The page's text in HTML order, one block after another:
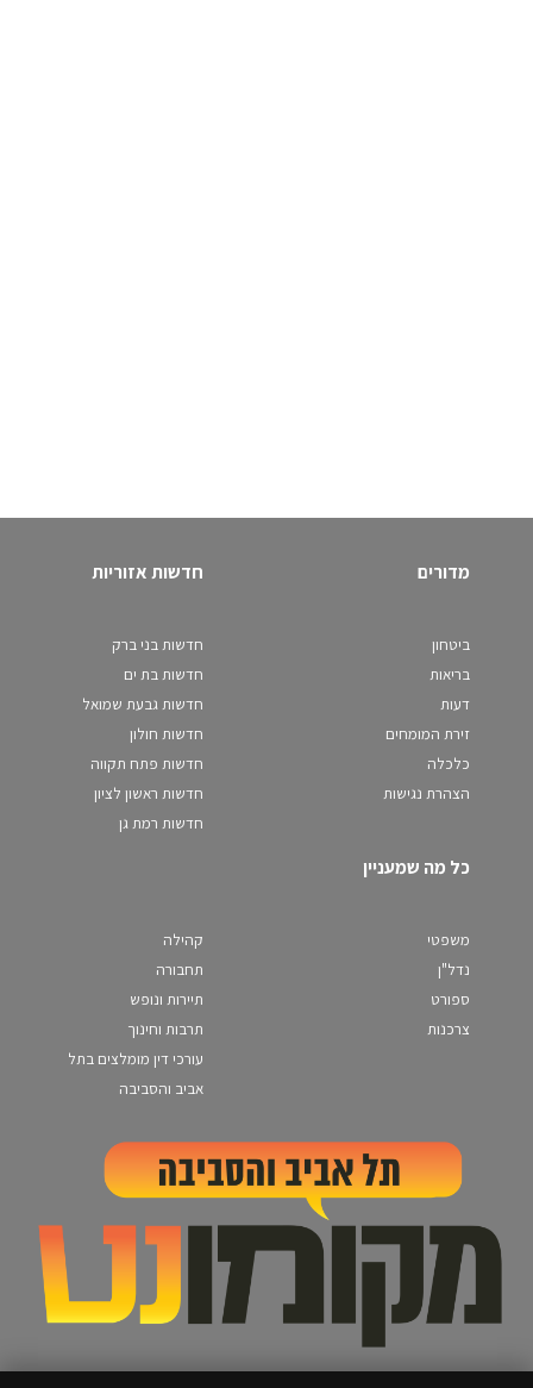
מדורים
ביטחון
בריאות
דעות
זירת המומחים
כלכלה
הצהרת נגישות
חדשות אזוריות
חדשות בני ברק
חדשות בת ים
חדשות גבעת שמואל
חדשות חולון
חדשות פתח תקווה
חדשות ראשון לציון
חדשות רמת גן
כל מה שמעניין
משפטי
נדל"ן
ספורט
צרכנות
קהילה
תחבורה
תיירות ונופש
תרבות וחינוך
עורכי דין מומלצים בתל
אביב והסביבה